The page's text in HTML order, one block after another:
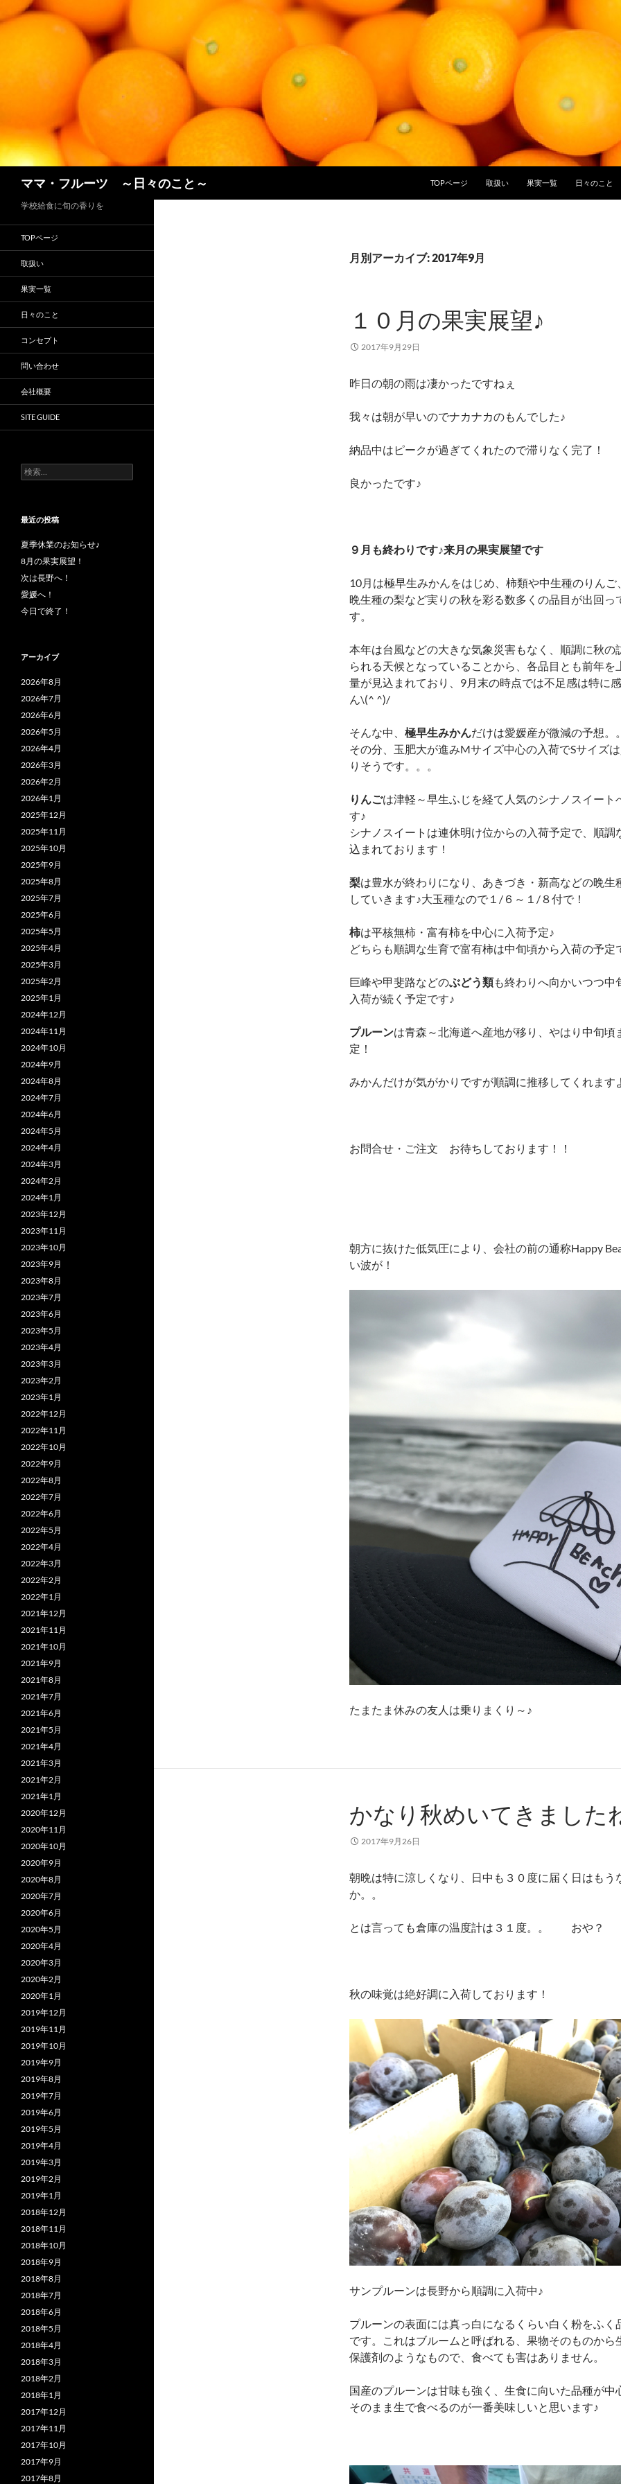
ン
ッ
プ
ママ・フルーツ ～日々のこと～ TOPページ 取扱い 果実一覧 日々のこと
月別アーカイブ: 2017年9月
１０月の果実展望♪
2017年9月29日
昨日の朝の雨は凄かったですねぇ
我々は朝が早いのでナカナカのもんでした♪
納品中はピークが過ぎてくれたので滞りなく完了！
良かったです♪
９月も終わりです♪来月の果実展望です
10月は極早生みかんをはじめ、柿類や中生種のりんご
晩生種の梨など実りの秋を彩る数多くの品目が出回っ
す。
本年は台風などの大きな気象災害もなく、順調に秋の
られる天候となっていることから、各品目とも前年を
量が見込まれており、9月末の時点では不足感は特に
ん\(^ ^)/
そんな中、 極早生みかんだけは愛媛産が微減の予想。
その分、玉肥大が進みMサイズ中心の入荷でSサイズ
りそうです。。。
りんごは津軽～早生ふじを経て人気のシナノスイート
す♪
シナノスイートは連休明け位からの入荷予定で、順調
込まれております！
梨は豊水が終わりになり、あきづき・新高などの晩生
していきます♪大玉種なので１/６～１/８付で！
柿は平核無柿・富有柿を中心に入荷予定♪
どちらも順調な生育で富有柿は中旬頃から入荷の予定
巨峰や甲斐路などのぶどう類も終わりへ向かいつつ中
入荷が続く予定です♪
プルーンは青森～北海道へ産地が移り、やはり中旬頃
定！
みかんだけが気がかりですが順調に推移してくれます
お問合せ・ご注文 お待ちしております！！
朝方に抜けた低気圧により、会社の前の通称Happy
い波が！
たまたま休みの友人は乗りまくり～♪
かなり秋めいてきました
2017年9月26日
朝晩は特に涼しくなり、日中も３０度に届く日はもう
か。。
とは言っても倉庫の温度計は３１度。。 おや？
秋の味覚は絶好調に入荷しております！
サンプルーンは長野から順調に入荷中♪
プルーンの表面には真っ白になるくらい白く粉をふく
です。これはブルームと呼ばれる、果物そのものから
保護剤のようなもので、食べても害はありません。
国産のプルーンは甘味も強く、生食に向いた品種が中
そのまま生で食べるのが一番美味しいと思います♪
学校給食に旬の香りを
TOPページ
取扱い
果実一覧
日々のこと
コンセプト
問い合わせ
会社概要
SITE GUIDE
検
索:
最近の投稿
夏季休業のお知らせ♪
8月の果実展望！
次は長野へ！
愛媛へ！
今日で終了！
アーカイブ
2026年8月
2026年7月
2026年6月
2026年5月
2026年4月
2026年3月
2026年2月
2026年1月
2025年12月
2025年11月
2025年10月
2025年9月
2025年8月
2025年7月
2025年6月
2025年5月
2025年4月
2025年3月
2025年2月
2025年1月
2024年12月
2024年11月
2024年10月
2024年9月
2024年8月
2024年7月
2024年6月
2024年5月
2024年4月
2024年3月
2024年2月
2024年1月
2023年12月
2023年11月
2023年10月
2023年9月
2023年8月
2023年7月
2023年6月
2023年5月
2023年4月
2023年3月
2023年2月
2023年1月
2022年12月
2022年11月
2022年10月
2022年9月
2022年8月
2022年7月
2022年6月
2022年5月
2022年4月
2022年3月
2022年2月
2022年1月
2021年12月
2021年11月
2021年10月
2021年9月
2021年8月
2021年7月
2021年6月
2021年5月
2021年4月
2021年3月
2021年2月
2021年1月
2020年12月
2020年11月
2020年10月
2020年9月
2020年8月
2020年7月
2020年6月
2020年5月
2020年4月
2020年3月
2020年2月
2020年1月
2019年12月
2019年11月
2019年10月
2019年9月
2019年8月
2019年7月
2019年6月
2019年5月
2019年4月
2019年3月
2019年2月
2019年1月
2018年12月
2018年11月
2018年10月
2018年9月
2018年8月
2018年7月
2018年6月
2018年5月
2018年4月
2018年3月
2018年2月
2018年1月
2017年12月
2017年11月
2017年10月
2017年9月
2017年8月